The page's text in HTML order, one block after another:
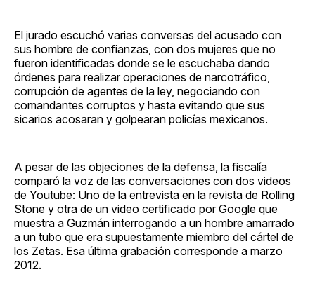
El jurado escuchó varias conversas del acusado con
sus hombre de confianzas, con dos mujeres que no
fueron identificadas donde se le escuchaba dando
órdenes para realizar operaciones de narcotráfico,
corrupción de agentes de la ley, negociando con
comandantes corruptos y hasta evitando que sus
sicarios acosaran y golpearan policías mexicanos.
A pesar de las objeciones de la defensa, la fiscalía
comparó la voz de las conversaciones con dos videos
de Youtube: Uno de la entrevista en la revista de Rolling
Stone y otra de un video certificado por Google que
muestra a Guzmán interrogando a un hombre amarrado
a un tubo que era supuestamente miembro del cártel de
los Zetas. Esa última grabación corresponde a marzo
2012.